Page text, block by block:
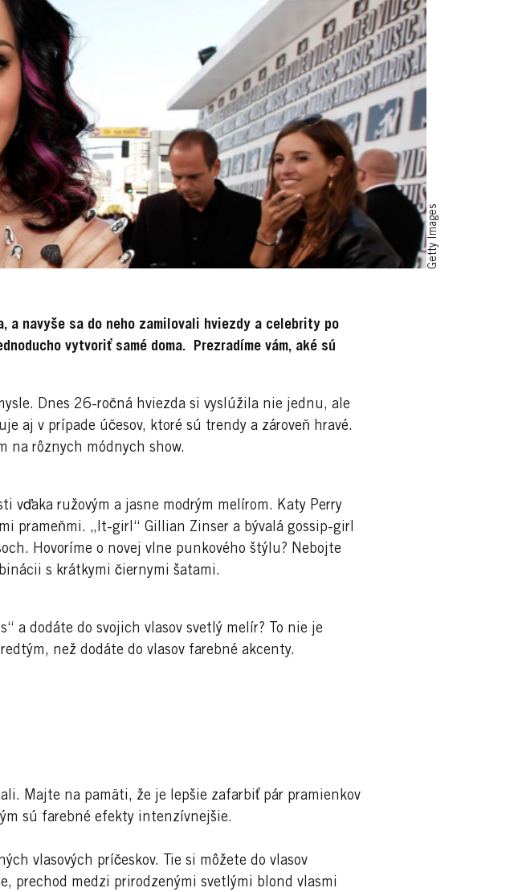
Getty Images
a navyše sa do neho zamilovali hviezdy a celebrity po
vytvoriť samé doma. Prezradíme vám, aké sú
Dnes 26-ročná hviezda si vyslúžila nie jednu, ale
aj v prípade účesov, ktoré sú trendy a zároveň hravé.
na rôznych módnych show.
vďaka ružovým a jasne modrým melírom. Katy Perry
prameňmi. „It-girl“ Gillian Zinser a bývalá gossip-girl
Hovoríme o novej vlne punkového štýlu? Nebojte
s krátkymi čiernymi šatami.
a dodáte do svojich vlasov svetlý melír? To nie je
než dodáte do vlasov farebné akcenty.
Majte na pamäti, že je lepšie zafarbiť pár pramienkov
sú farebné efekty intenzívnejšie.
vlasových príčeskov. Tie si môžete do vlasov
prechod medzi prirodzenými svetlými blond vlasmi